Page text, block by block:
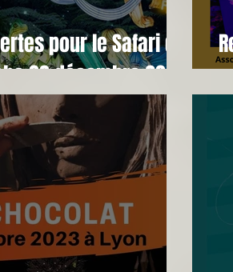
pour le Safari de
03 décembre 2023